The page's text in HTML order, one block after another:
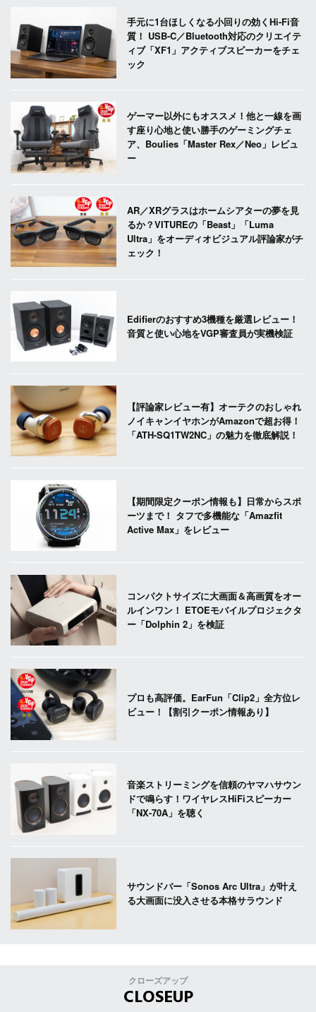
手元に1台ほしくなる小回りの効くHi-Fi音
質！ USB-C／Bluetooth対応のクリエイテ
ィブ「XF1」アクティブスピーカーをチェ
ック
ゲーマー以外にもオススメ！他と一線を画
す座り心地と使い勝手のゲーミングチェ
ア、Boulies「Master Rex／Neo」レビュ
ー
AR／XRグラスはホームシアターの夢を見
るか？VITUREの「Beast」「Luma
Ultra」をオーディオビジュアル評論家がチ
ェック！
Edifierのおすすめ3機種を厳選レビュー！
音質と使い心地をVGP審査員が実機検証
【評論家レビュー有】オーテクのおしゃれ
ノイキャンイヤホンがAmazonで超お得！
「ATH-SQ1TW2NC」の魅力を徹底解説！
【期間限定クーポン情報も】日常からスポ
ーツまで！ タフで多機能な「Amazfit
Active Max」をレビュー
コンパクトサイズに大画面＆高画質をオー
ルインワン！ ETOEモバイルプロジェクタ
ー「Dolphin 2」を検証
プロも高評価。EarFun「Clip2」全方位レ
ビュー！【割引クーポン情報あり】
音楽ストリーミングを信頼のヤマハサウン
ドで鳴らす！ワイヤレスHiFiスピーカー
「NX-70A」を聴く
サウンドバー「Sonos Arc Ultra」が叶え
る大画面に没入させる本格サラウンド
クローズアップ
CLOSEUP